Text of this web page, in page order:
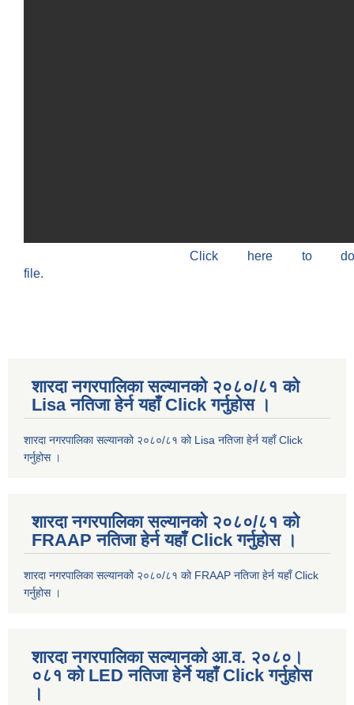
Click here to
file.
शारदा नगरपालिका सल्यानको २०८०/८१ को
Lisa नतिजा हेर्न यहाँ Click गर्नुहोस ।
शारदा नगरपालिका सल्यानको २०८०/८१ को Lisa नतिजा हेर्न यहाँ Click
गर्नुहोस ।
शारदा नगरपालिका सल्यानको २०८०/८१ को
FRAAP नतिजा हेर्न यहाँ Click गर्नुहोस ।
शारदा नगरपालिका सल्यानको २०८०/८१ को FRAAP नतिजा हेर्न यहाँ Click
गर्नुहोस ।
शारदा नगरपालिका सल्यानको आ.व. २०८०।
०८१ को LED नतिजा हेर्ने यहाँ Click गर्नुहोस
।